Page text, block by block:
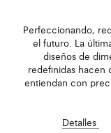
Perfeccionando,
el futuro. La
diseños de
redefinidas hacen
entiendan con
Detalles